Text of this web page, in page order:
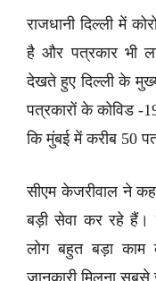
राजधानी दिल्ली में
है और पत्रकार भी
देखते हुए दिल्ली के
पत्रकारों के कोविड -
कि मुंबई में करीब 50
सीएम केजरीवाल ने
बड़ी सेवा कर रहे
लोग बहुत बड़ा
जानकारी मिलना सबसे